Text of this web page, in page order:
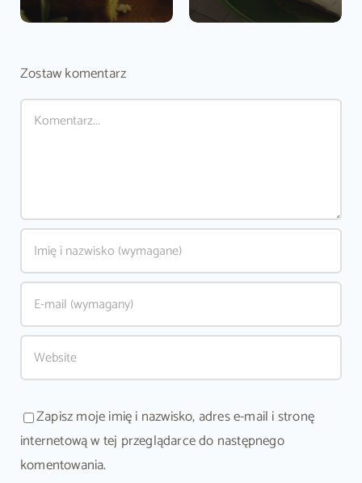
Zostaw komentarz
Comment
Zapisz moje imię i nazwisko, adres e-mail i stronę
internetową w tej przeglądarce do następnego
komentowania.